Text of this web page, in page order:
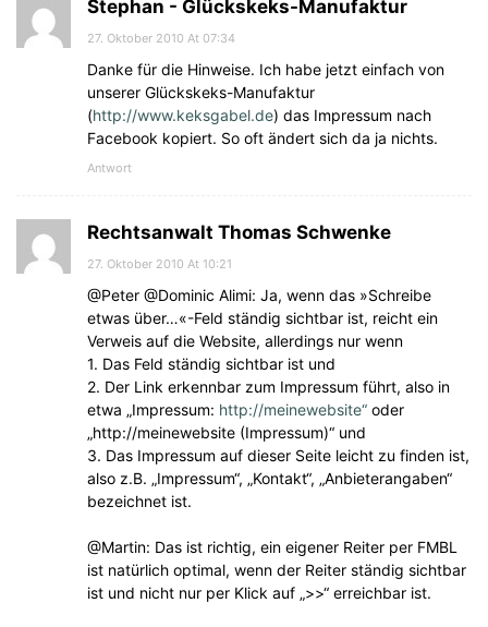
Stephan - Glückskeks-Manufaktur
27. Oktober 2010 At 07:34
Danke für die Hinweise. Ich habe jetzt einfach von
unserer Glückskeks-Manufaktur
(http://www.keksgabel.de) das Impressum nach
Facebook kopiert. So oft ändert sich da ja nichts.
Antwort
Rechtsanwalt Thomas Schwenke
27. Oktober 2010 At 10:21
@Peter @Dominic Alimi: Ja, wenn das »Schreibe
etwas über…«-Feld ständig sichtbar ist, reicht ein
Verweis auf die Website, allerdings nur wenn
1. Das Feld ständig sichtbar ist und
2. Der Link erkennbar zum Impressum führt, also in
etwa „Impressum: http://meinewebsite“ oder
„http://meinewebsite (Impressum)“ und
3. Das Impressum auf dieser Seite leicht zu finden ist,
also z.B. „Impressum“, „Kontakt“, „Anbieterangaben“
bezeichnet ist.
@Martin: Das ist richtig, ein eigener Reiter per FMBL
ist natürlich optimal, wenn der Reiter ständig sichtbar
ist und nicht nur per Klick auf „>>“ erreichbar ist.